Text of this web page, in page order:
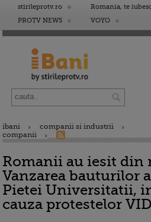
stirileprotv.ro Romania, te
PROTV NEWS
VOYO
ibani
companii si industrii
companii
Romanii au iesit din
Vanzarea bauturilor
Pietei Universitatii,
cauza protestelor